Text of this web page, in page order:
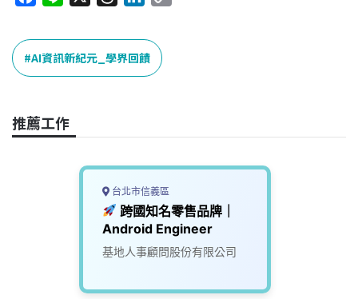
c
e
b
o
k
n
e
r
e
a
n
k
e
n
k
AI資訊新紀元_學界回饋
推薦工作
台北市信義區
跨國知名零售品牌｜
Android Engineer
基地人事顧問股份有限公司